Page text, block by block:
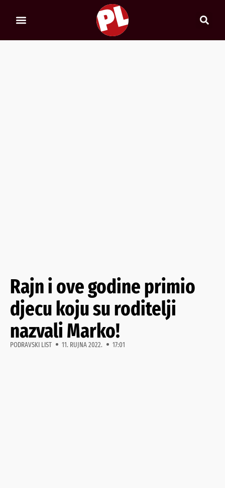
Rajn i ove godine primio
djecu koju su roditelji
nazvali Marko!
PODRAVSKI LIST 11. RUJNA 2022. 17:01